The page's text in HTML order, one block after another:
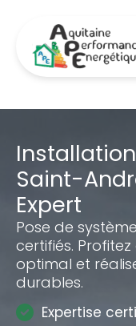
contenu
Saint-
Expert
Pose de
certifiés.
optimal et
durables.
Expertise